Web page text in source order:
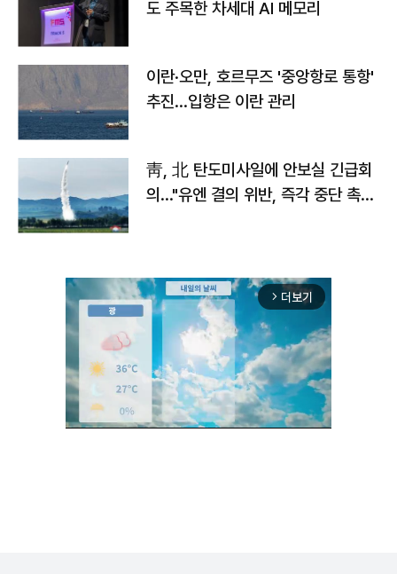
도 주목한 차세대 AI 메모리
이란·오만, 호르무즈 '중앙항로 통항'
추진…입항은 이란 관리
靑, 北 탄도미사일에 안보실 긴급회
의…"유엔 결의 위반, 즉각 중단 촉
arrow_forward_ios 더보기